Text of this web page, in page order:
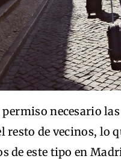
necesario
resto de vecinos, lo
de este tipo en